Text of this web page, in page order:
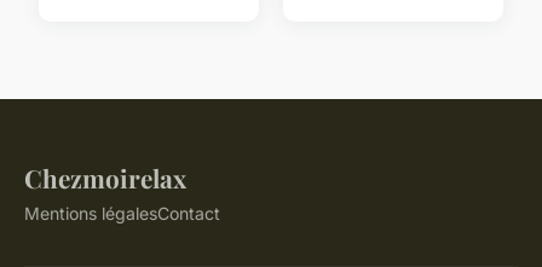
Chezmoirelax
Mentions légalesContact